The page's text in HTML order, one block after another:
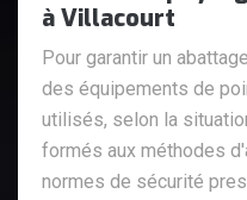
à Villacourt
Pour garantir un
des équipements de
utilisés, selon la
formés aux méthodes
normes de sécurité